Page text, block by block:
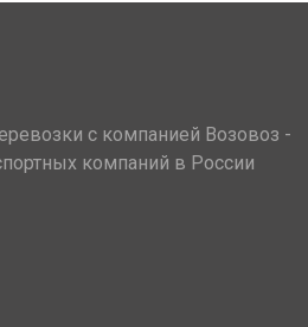
с компанией Возовоз -
компаний в России